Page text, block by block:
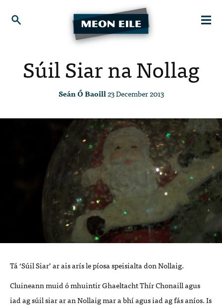
Súil Siar na Nollag
Seán Ó Baoill23 December 2013
Tá ‘Súil Siar’ ar ais arís le píosa speisialta don Nollaig.
Cluineann muid ó mhuintir Ghaeltacht Thír Chonaill agus
iad ag súil siar ar an Nollaig mar a bhí agus iad ag fás aníos. Is